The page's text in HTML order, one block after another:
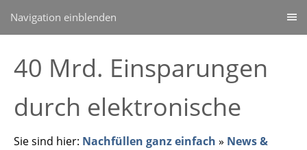
Navigation einblenden
40 Mrd. Einsparungen
durch elektronische
Sie sind hier: Nachfüllen ganz einfach » News &